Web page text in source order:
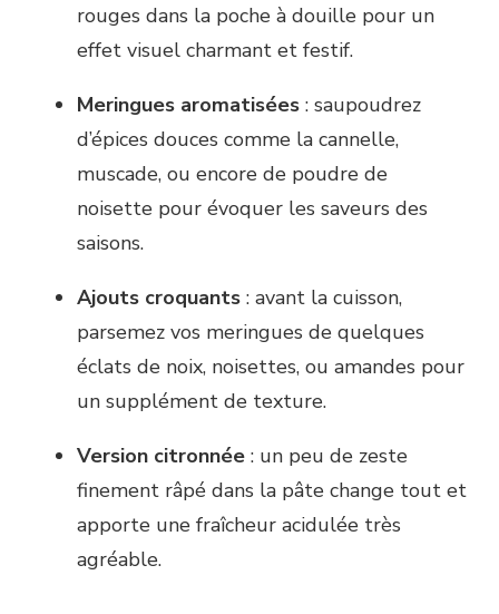
rouges dans la poche à douille pour un
effet visuel charmant et festif.
Meringues aromatisées : saupoudrez
d’épices douces comme la cannelle,
muscade, ou encore de poudre de
noisette pour évoquer les saveurs des
saisons.
Ajouts croquants : avant la cuisson,
parsemez vos meringues de quelques
éclats de noix, noisettes, ou amandes pour
un supplément de texture.
Version citronnée : un peu de zeste
finement râpé dans la pâte change tout et
apporte une fraîcheur acidulée très
agréable.